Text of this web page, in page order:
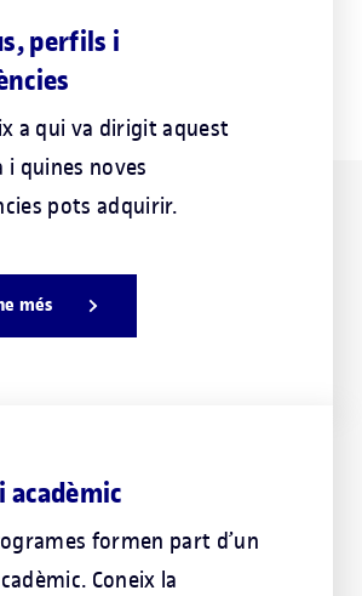
perfils i
a qui va dirigit aquest
quines noves
pots adquirir.
més
formen part d’un
Coneix la